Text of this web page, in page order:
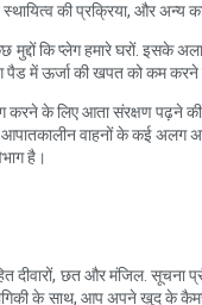
की प्रक्रिया, और
कि प्लेग हमारे घरों. इसके
में ऊर्जा की खपत को कम करने
करने के लिए आता संरक्षण
आपातकालीन वाहनों के कई
है।
छत और मंजिल. सूचना
के साथ, आप अपने